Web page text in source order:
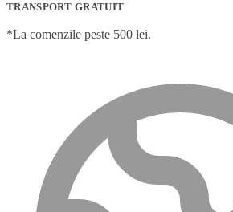
TRANSPORT GRATUIT
*La comenzile peste 500 lei.